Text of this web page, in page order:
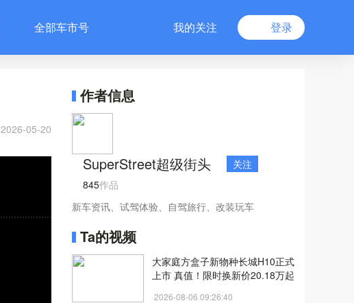
全部车市号 我的关注 登录
2026-05-20
作者信息
SuperStreet超级街头
关注
845作品
新车资讯、试驾体验、自驾旅行、改装玩车
Ta的视频
大家庭方盒子新物种长城H10正式
上市 真值！限时换新价20.18万起
2026-08-06 09:26:40